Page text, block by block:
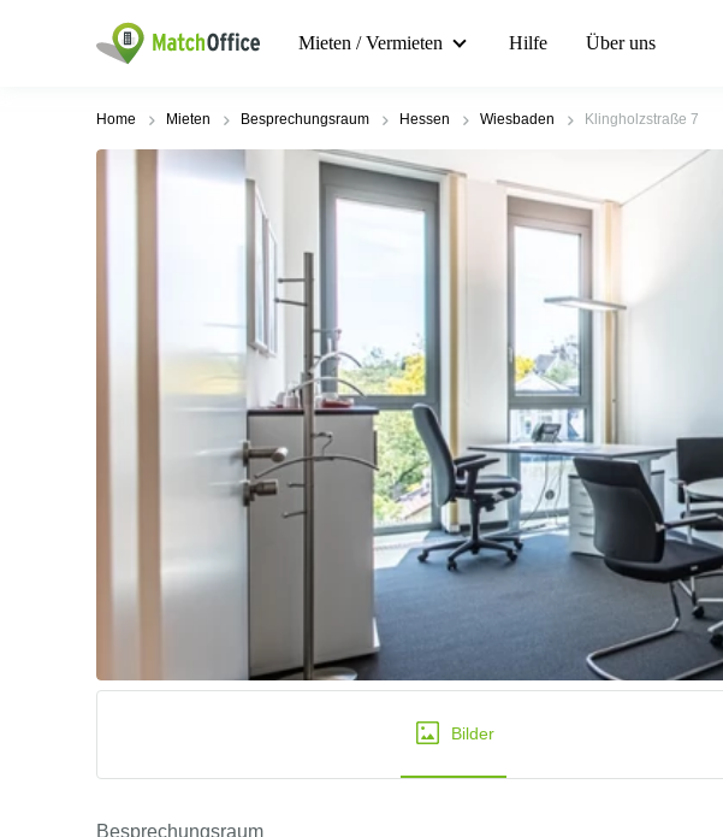
Mieten / Vermieten Hilfe Über uns
Home Mieten Besprechungsraum Hessen Wiesbaden Klingholzstraße 7
Bilder
Besprechungsraum